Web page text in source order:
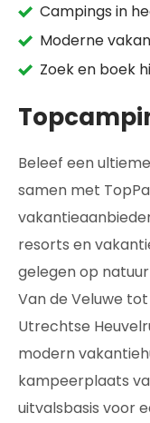
Campings in
Moderne
Zoek en boek
Beleef een
samen met
resorts en
gelegen op
Van de Veluwe
Utrechtse
modern
kampeerplaats
uitvalsbasis voor